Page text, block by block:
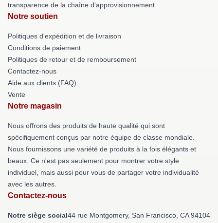
transparence de la chaîne d'approvisionnement
Notre soutien
Politiques d'expédition et de livraison
Conditions de paiement
Politiques de retour et de remboursement
Contactez-nous
Aide aux clients (FAQ)
Vente
Notre magasin
Nous offrons des produits de haute qualité qui sont
spécifiquement conçus par notre équipe de classe mondiale.
Nous fournissons une variété de produits à la fois élégants et
beaux. Ce n'est pas seulement pour montrer votre style
individuel, mais aussi pour vous de partager votre individualité
avec les autres.
Contactez-nous
Notre siège social44 rue Montgomery, San Francisco, CA 94104